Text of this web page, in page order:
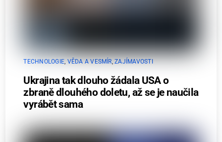
TECHNOLOGIE, VĚDA A VESMÍR,ZAJÍMAVOSTI
Ukrajina tak dlouho žádala USA o
zbraně dlouhého doletu, až se je naučila
vyrábět sama